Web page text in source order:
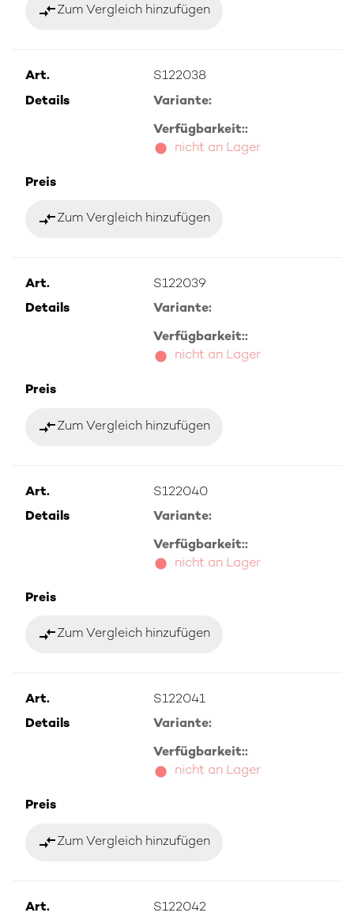
compare_arrowsZum Vergleich hinzufügen
Art.
S122038
Details
Variante:
Verfügbarkeit::
nicht an Lager
Preis
compare_arrowsZum Vergleich hinzufügen
Art.
S122039
Details
Variante:
Verfügbarkeit::
nicht an Lager
Preis
compare_arrowsZum Vergleich hinzufügen
Art.
S122040
Details
Variante:
Verfügbarkeit::
nicht an Lager
Preis
compare_arrowsZum Vergleich hinzufügen
Art.
S122041
Details
Variante:
Verfügbarkeit::
nicht an Lager
Preis
compare_arrowsZum Vergleich hinzufügen
Art.
S122042